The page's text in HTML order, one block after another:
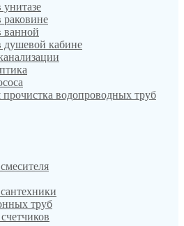
унитазе
раковине
ванной
душевой кабине
водопроводных труб
труб